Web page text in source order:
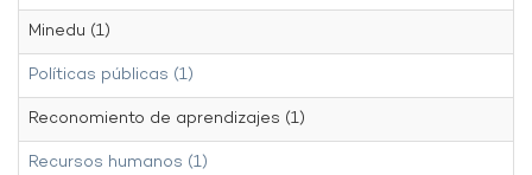
Minedu (1)
Políticas públicas (1)
Reconomiento de aprendizajes (1)
Recursos humanos (1)